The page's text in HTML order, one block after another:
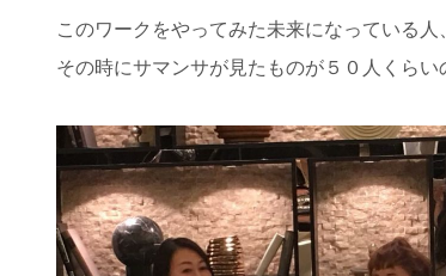
このワークをやってみた未来になっている人
その時にサマンサが見たものが５０人くら